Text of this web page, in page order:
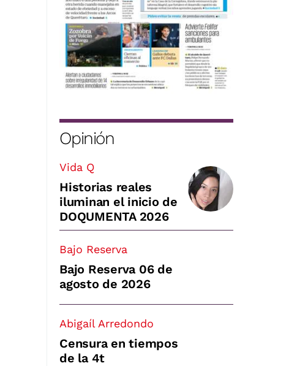
Opinión
Vida Q
Historias reales
iluminan el inicio de
DOQUMENTA 2026
Bajo Reserva
Bajo Reserva 06 de
agosto de 2026
Abigaíl Arredondo
Censura en tiempos
de la 4t